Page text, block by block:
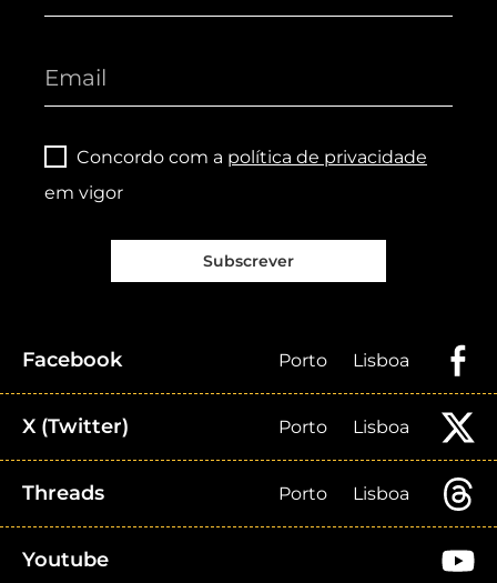
Concordo com a política de privacidade
em vigor
Subscrever
Facebook Porto Lisboa
X (Twitter) Porto Lisboa
Threads Porto Lisboa
Youtube